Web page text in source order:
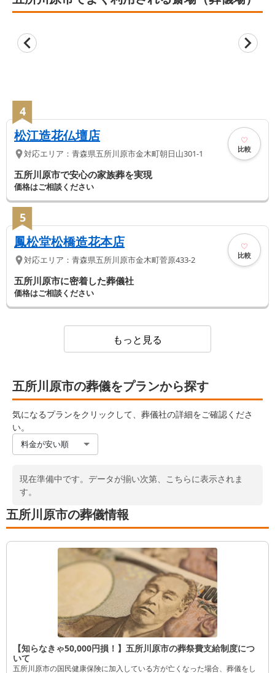
4
松江造花仏壇店
対応エリア： 青森県五所川原市金木町朝日山301-1 比較
五所川原市で安心の家族葬を実現
価格はご相談ください
5
鳳松堂松橋造花本店
対応エリア： 青森県五所川原市金木町菅原433-2 比較
五所川原市に密着した葬儀社
価格はご相談ください
もっと見る
五所川原市の葬儀をプランから探す
気になるプランをクリックして、葬儀社の詳細をご確認くださ
い。
料金が安い順
現在準備中です。データが揃い次第、こちらに表示されま
す。
五所川原市の葬儀情報
【知らなきゃ50,000円損！】五所川原市の葬祭費支給制度につ
いて
五所川原市の国民健康保険に加入している方が亡くなった場合、葬儀をし